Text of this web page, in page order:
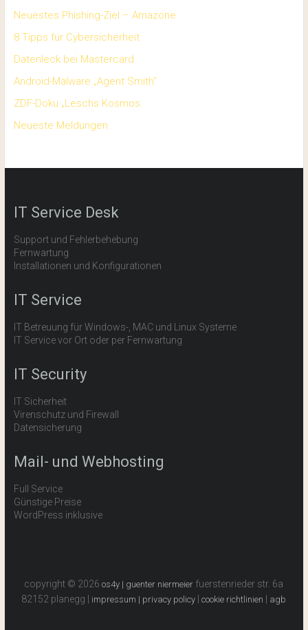
Neuestes Phishing-Ziel – Amazone
8 Tipps für Cybersicherheit
Datenleck bei Mastercard
Android-Malware „Agent Smith“
ZDF-Doku „Leschs Kosmos:
Neueste Meldungen
IT Service Desk
Support und Fehlerbehebung
Fernwartung
Installationen und Konfigurationen
IT Service
IT Betreuung für Windows-, MAC und Linux Systeme
IT Service vor Ort oder per Fernwartung
IT Security
IT Sicherheit
Virenschutz und Firewall
Datensicherung
Mail- und Webhosting
Full Service
Günstige Preise
WordPress inklusive
copyright © 2026os4y | guenter niermeier fuerstenrieder str. 6a
82152 planegg | impressum | privacy policy |cookie richtlinien agb